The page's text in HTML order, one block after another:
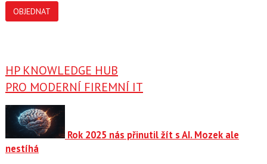
OBJEDNAT
HP KNOWLEDGE HUB
PRO MODERNÍ FIREMNÍ IT
Rok 2025 nás přinutil žít s AI. Mozek ale
nestíhá